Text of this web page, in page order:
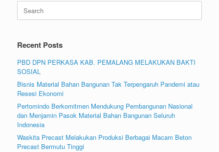
for:
Recent Posts
PBD DPN PERKASA KAB. PEMALANG MELAKUKAN BAKTI
SOSIAL
Bisnis Material Bahan Bangunan Tak Terpengaruh Pandemi atau
Resesi Ekonomi
Pertomindo Berkomitmen Mendukung Pembangunan Nasional
dan Menjamin Pasok Material Bahan Bangunan Seluruh
Indonesia
Waskita Precast Melakukan Produksi Berbagai Macam Beton
Precast Bermutu Tinggi